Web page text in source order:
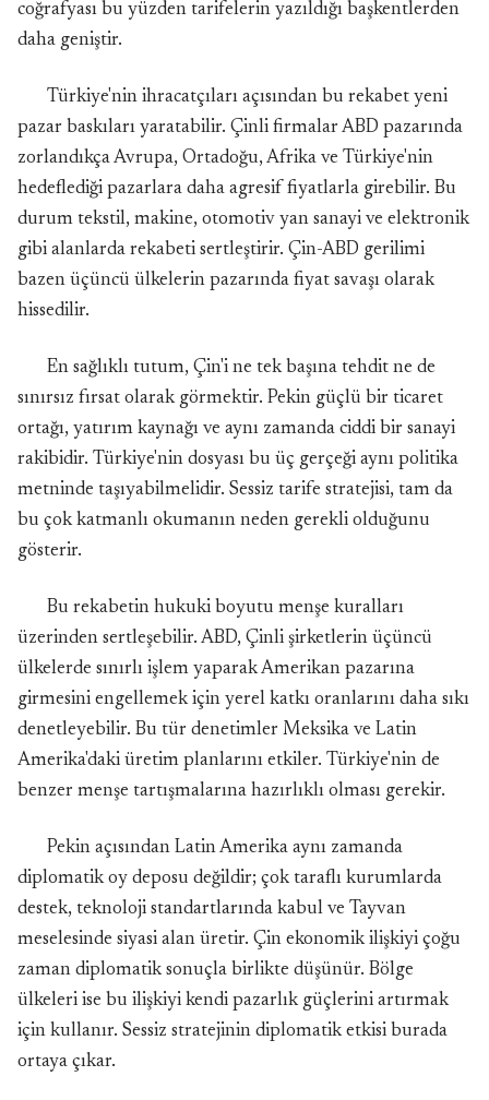
coğrafyası bu yüzden tarifelerin yazıldığı başkentlerden
daha geniştir.
Türkiye'nin ihracatçıları açısından bu rekabet yeni
pazar baskıları yaratabilir. Çinli firmalar ABD pazarında
zorlandıkça Avrupa, Ortadoğu, Afrika ve Türkiye'nin
hedeflediği pazarlara daha agresif fiyatlarla girebilir. Bu
durum tekstil, makine, otomotiv yan sanayi ve elektronik
gibi alanlarda rekabeti sertleştirir. Çin-ABD gerilimi
bazen üçüncü ülkelerin pazarında fiyat savaşı olarak
hissedilir.
En sağlıklı tutum, Çin'i ne tek başına tehdit ne de
sınırsız fırsat olarak görmektir. Pekin güçlü bir ticaret
ortağı, yatırım kaynağı ve aynı zamanda ciddi bir sanayi
rakibidir. Türkiye'nin dosyası bu üç gerçeği aynı politika
metninde taşıyabilmelidir. Sessiz tarife stratejisi, tam da
bu çok katmanlı okumanın neden gerekli olduğunu
gösterir.
Bu rekabetin hukuki boyutu menşe kuralları
üzerinden sertleşebilir. ABD, Çinli şirketlerin üçüncü
ülkelerde sınırlı işlem yaparak Amerikan pazarına
girmesini engellemek için yerel katkı oranlarını daha sıkı
denetleyebilir. Bu tür denetimler Meksika ve Latin
Amerika'daki üretim planlarını etkiler. Türkiye'nin de
benzer menşe tartışmalarına hazırlıklı olması gerekir.
Pekin açısından Latin Amerika aynı zamanda
diplomatik oy deposu değildir; çok taraflı kurumlarda
destek, teknoloji standartlarında kabul ve Tayvan
meselesinde siyasi alan üretir. Çin ekonomik ilişkiyi çoğu
zaman diplomatik sonuçla birlikte düşünür. Bölge
ülkeleri ise bu ilişkiyi kendi pazarlık güçlerini artırmak
için kullanır. Sessiz stratejinin diplomatik etkisi burada
ortaya çıkar.